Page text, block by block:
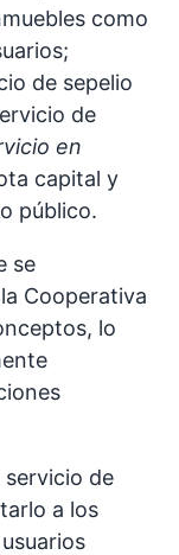
como
de sepelio
de
en
capital y
público.
se
Cooperativa
lo
de
a los